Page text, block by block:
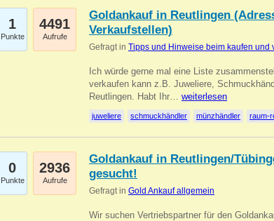
1
Punkte
4491
Aufrufe
Goldankauf in Reutlingen
Verkaufstellen)
Gefragt in Tipps und Hinweise beim kaufen und
Ich würde gerne mal eine Liste
verkaufen kann z.B. Juweliere,
Reutlingen. Habt Ihr… weiterlesen
juweliere schmuckhändler münzhändler raum-
0
Punkte
2936
Aufrufe
Goldankauf in Reutlingen/
gesucht!
Gefragt in Gold Ankauf allgemein
Wir suchen Vertriebspartner für den